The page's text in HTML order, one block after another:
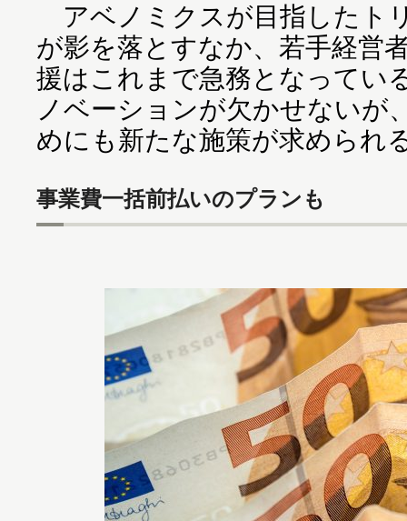
アベノミクスが目指したト
が影を落とすなか、若手経営
援はこれまで急務となってい
ノベーションが欠かせないが
めにも新たな施策が求められ
事業費一括前払いのプランも